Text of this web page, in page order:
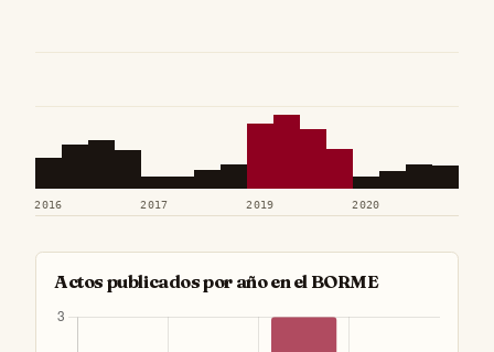
2016 2017 2019 2020
Actos publicados por año en el BORME